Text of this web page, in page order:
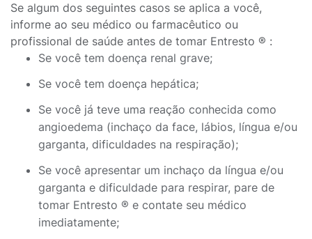
Se algum dos seguintes casos se aplica a você,
informe ao seu médico ou farmacêutico ou
profissional de saúde antes de tomar Entresto ® :
Se você tem doença renal grave;
Se você tem doença hepática;
Se você já teve uma reação conhecida como
angioedema (inchaço da face, lábios, língua e/ou
garganta, dificuldades na respiração);
Se você apresentar um inchaço da língua e/ou
garganta e dificuldade para respirar, pare de
tomar Entresto ® e contate seu médico
imediatamente;